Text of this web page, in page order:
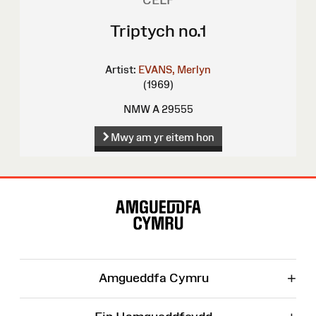
Triptych no.1
Artist: EVANS, Merlyn
(1969)
NMW A 29555
Mwy am yr eitem hon
Amgueddfa Cymru +